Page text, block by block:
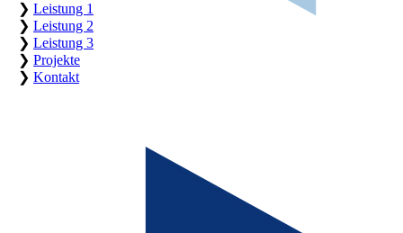
❯ Leistung 1
❯ Leistung 2
❯ Leistung 3
❯ Projekte
❯ Kontakt